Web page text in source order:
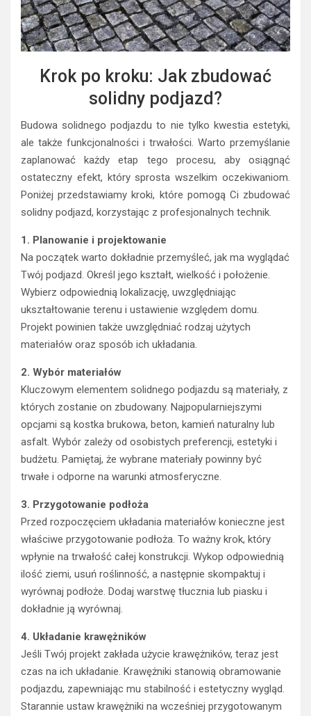
Krok po kroku: Jak zbudować
solidny podjazd?
Budowa solidnego podjazdu to nie tylko kwestia estetyki,
ale także funkcjonalności i trwałości. Warto przemyślanie
zaplanować każdy etap tego procesu, aby osiągnąć
ostateczny efekt, który sprosta wszelkim oczekiwaniom.
Poniżej przedstawiamy kroki, które pomogą Ci zbudować
solidny podjazd, korzystając z profesjonalnych technik.
1. Planowanie i projektowanie
Na początek warto dokładnie przemyśleć, jak ma wyglądać
Twój podjazd. Określ jego kształt, wielkość i położenie.
Wybierz odpowiednią lokalizację, uwzględniając
ukształtowanie terenu i ustawienie względem domu.
Projekt powinien także uwzględniać rodzaj użytych
materiałów oraz sposób ich układania.
2. Wybór materiałów
Kluczowym elementem solidnego podjazdu są materiały, z
których zostanie on zbudowany. Najpopularniejszymi
opcjami są kostka brukowa, beton, kamień naturalny lub
asfalt. Wybór zależy od osobistych preferencji, estetyki i
budżetu. Pamiętaj, że wybrane materiały powinny być
trwałe i odporne na warunki atmosferyczne.
3. Przygotowanie podłoża
Przed rozpoczęciem układania materiałów konieczne jest
właściwe przygotowanie podłoża. To ważny krok, który
wpłynie na trwałość całej konstrukcji. Wykop odpowiednią
ilość ziemi, usuń roślinność, a następnie skompaktuj i
wyrównaj podłoże. Dodaj warstwę tłucznia lub piasku i
dokładnie ją wyrównaj.
4. Układanie krawężników
Jeśli Twój projekt zakłada użycie krawężników, teraz jest
czas na ich układanie. Krawężniki stanowią obramowanie
podjazdu, zapewniając mu stabilność i estetyczny wygląd.
Starannie ustaw krawężniki na wcześniej przygotowanym